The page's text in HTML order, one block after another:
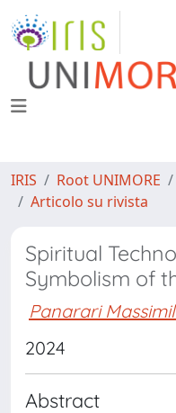
IRIS Root UNIMORE
Articolo su rivista
Spiritual
Symbolism of
Panarari
2024
Abstract